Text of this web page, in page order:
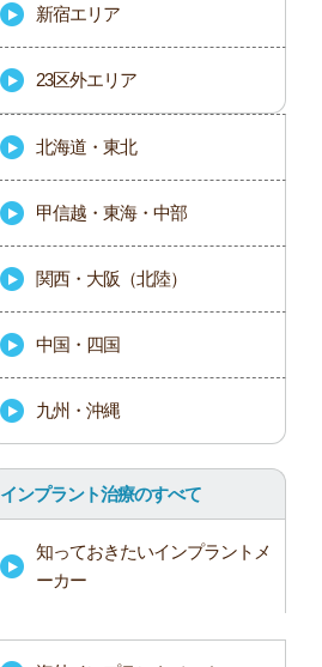
新宿エリア
23区外エリア
北海道・東北
甲信越・東海・中部
関西・大阪（北陸）
中国・四国
九州・沖縄
インプラント治療のすべて
知っておきたいインプラントメ
ーカー